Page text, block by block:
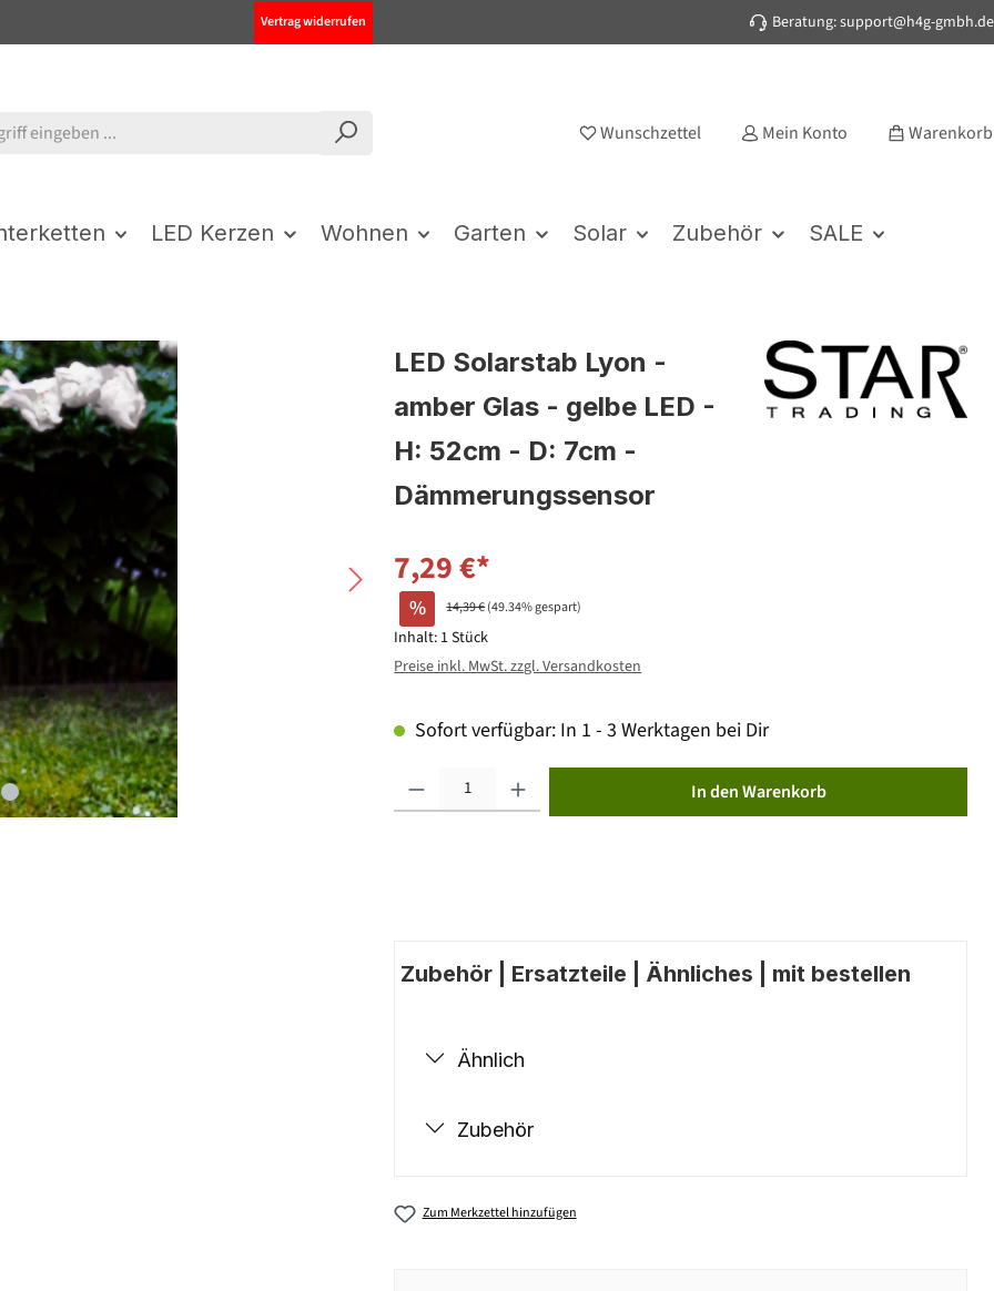
Vertrag widerrufen Beratung: support@h4g-gmbh.de
Wunschzettel Mein Konto Warenkorb
LED Kerzen Wohnen Garten Solar Zubehör SALE
LED Solarstab Lyon -
amber Glas - gelbe LED -
H: 52cm - D: 7cm -
Dämmerungssensor
7,29 €*
% 14,39 €(49.34% gespart)
Inhalt: 1 Stück
Preise inkl. MwSt. zzgl. Versandkosten
Sofort verfügbar: In 1 - 3 Werktagen bei Dir
In den Warenkorb
Zubehör | Ersatzteile | Ähnliches | mit bestellen
Ähnlich
Zubehör
Zum Merkzettel hinzufügen